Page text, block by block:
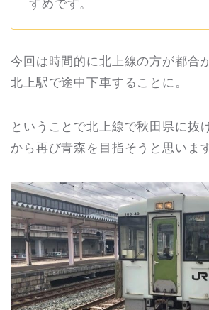
すめです。
今回は時間的に北上線の方が都合
北上駅で途中下車することに。
ということで北上線で秋田県に抜
から再び青森を目指そうと思います